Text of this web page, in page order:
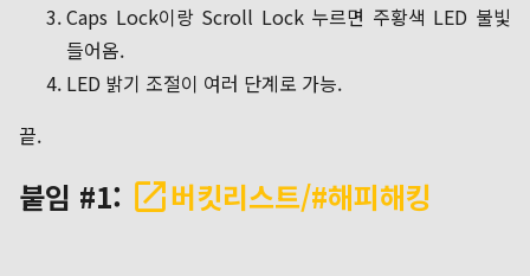
Caps Lock이랑 Scroll Lock 누르면 주황색 LED 불빛
들어옴.
LED 밝기 조절이 여러 단계로 가능.
끝.
붙임 #1: 버킷리스트/#해피해킹